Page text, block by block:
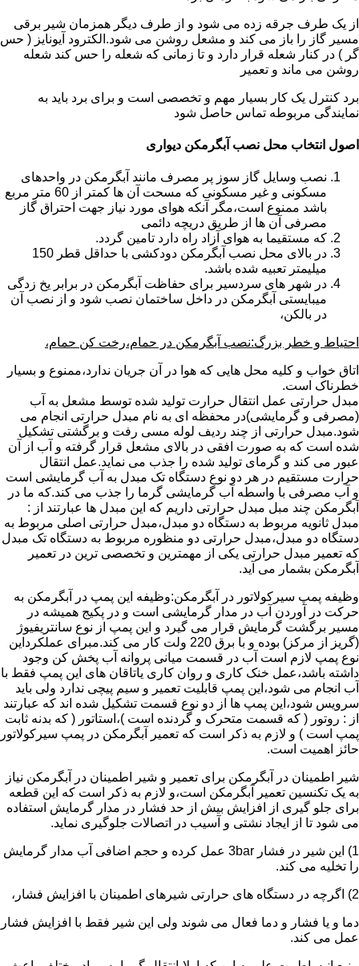
از یک طرف جرقه زده می شود و از طرف دیگر همزمان شیر برقی
مسیر گاز را باز می کند و مشعل روشن می شود.الکترود آیونایز ( حس
گر ) در کنار شعله قرار دارد و تا زمانی که شعله را حس کند شعله
روشن می ماند و تعمیر
برد کنترل یک کار بسیار مهم و تخصصی است و برای برد باید به
نمایندگی مربوطه تماس حاصل شود
اصول انتخاب محل نصب آبگرمکن دیواری
نصب وسایل گاز سوز پر مصرف مانند آبگرمکن در واحدهای
مسکونی و غیر مسکونی که مسحت آن ها کمتر از 60 متر مربع
باشد ممنوع است،مگر آنکه هوای مورد نیاز جهت احتراق گاز
مصرفی آن ها از طریق دریچه دائمی
که مستقیما به هوای آزاد راه دارد تامین گردد.
در بالای محل نصب آبگرمکن دودکشی با حداقل قطر 150
میلیمتر تعبیه شده باشد.
در شهر های سردسیر برای حفاظت آبگرمکن در برابر یخ زدگی
میبایستی آبگرمکن در داخل ساختمان نصب شود و از نصب آن
در بالکن،
احتیاط و خطر بزرگ:نصب آبگرمکن در حمام،رخت کن حمام،
اتاق خواب و کلیه محل هایی که هوا در آن جریان ندارد،ممنوع و بسیار
خطرناک است.
مبدل حرارتی عمل انتقال حرارت تولید شده توسط مشعل به آب
(مصرفی و گرمایشی)در محفظه ای به نام مبدل حرارتی انجام می
شود.مبدل حرارتی از چند ردیف لوله مسی رفت و برگشتی تشکیل
شده است که به صورت افقی در بالای مشعل قرار گرفته و آب از آن
عبور می کند و گرمای تولید شده را جذب می نماید.عمل انتقال
حرارت مستقیم در هر دو نوع دستگاه تک مبدل به آب گرمایشی است
و آب مصرفی با واسطه آب گرمایشی گرما را جذب می کند.که ما در
آبگرمکن چند مبل مبدل حرارتی داریم که این مبدل ها عبارتند از :
مبدل ثانویه مربوط به دستگاه دو مبدل،مبدل حرارتی اصلی مربوط به
دستگاه دو مبدل،مبدل حرارتی دو منظوره مربوط به دستگاه تک مبدل
که تعمیر مبدل حرارتی یکی از مهمترین و تخصصی ترین در تعمیر
آبگرمکن بشمار می آید.
وظیفه پمپ سیرکولاتور در آبگرمکن:وظیفه این پمپ در آبگرمکن به
حرکت در آوردن آب در مدار گرمایشی است و در پکیج همیشه در
مسیر برگشت گرمایش قرار می گیرد و این پمپ از نوع سانتریفیوژ
(گریز از مرکز) بوده و با برق 220 ولت کار می کند.مبرای عملکرداین
نوع پمپ لازم است آب در قسمت میانی پروانه آب پخش کن وجود
داشته باشد،عمل خنک کاری و روان کاری یاتاقان های این پمپ فقط با
آب انجام می شود،این پمپ قابلیت تعمیر و سیم پیچی ندارد ولی باید
سرویس شود،این پمپ ها از دو نوع قسمت تشکیل شده اند که عبارتند
از : روتور ( که قسمت متحرک و گردنده است )،استاتور ( که بدنه ثابت
پمپ است ) و لازم به ذکر است که تعمیر آبگرمکن در پمپ سیرکولاتور
حائز اهمیت است.
شیر اطمینان در آبگرمکن برای تعمیر و شیر اطمینان در آبگرمکن نیاز
به یک تکنسین تعمیر آبگرمکن است،و لازم به ذکر است که این قطعه
برای جلو گیری از افزایش بیش از حد فشار در مدار گرمایش استفاده
می شود تا از ایجاد نشتی و آسیب در اتصالات جلوگیری نماید.
1) این شیر در فشار 3bar عمل کرده و حجم اضافی آب مدار گرمایش
را تخلیه می کند.
2) اگرچه در دستگاه های حرارتی شیرهای اطمینان با افزایش فشار،
دما و یا فشار و دما فعال می شوند ولی این شیر فقط با افزایش فشار
عمل می کند.